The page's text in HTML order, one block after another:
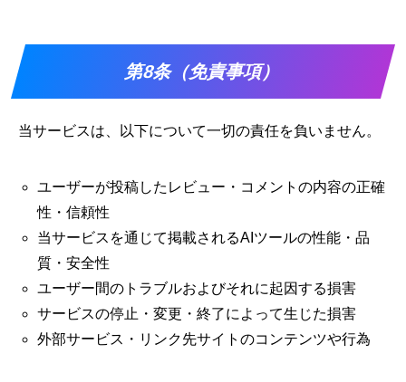
第8条（免責事項）
当サービスは、以下について一切の責任を負いません。
ユーザーが投稿したレビュー・コメントの内容の正確
性・信頼性
当サービスを通じて掲載されるAIツールの性能・品
質・安全性
ユーザー間のトラブルおよびそれに起因する損害
サービスの停止・変更・終了によって生じた損害
外部サービス・リンク先サイトのコンテンツや行為